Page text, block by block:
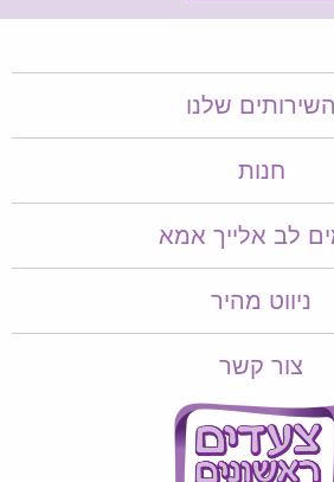
השירותים שלנו
חנות
לב אלייך אמא​​
ניווט מהיר
צור קשר